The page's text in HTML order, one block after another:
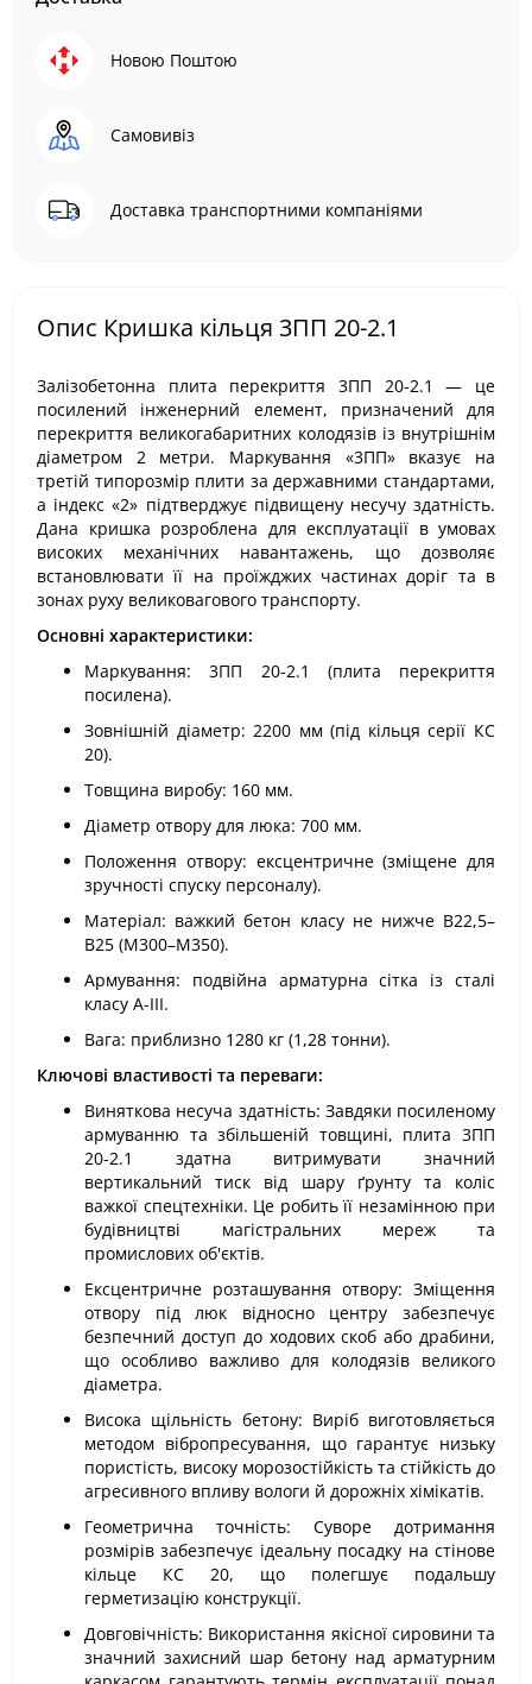
Новою Поштою
Самовивіз
Доставка транспортними компаніями
Опис Кришка кільця 3ПП 20-2.1
Залізобетонна плита перекриття 3ПП 20-2.1 — це
посилений інженерний елемент, призначений для
перекриття великогабаритних колодязів із внутрішнім
діаметром 2 метри. Маркування «3ПП» вказує на
третій типорозмір плити за державними стандартами,
а індекс «2» підтверджує підвищену несучу здатність.
Дана кришка розроблена для експлуатації в умовах
високих механічних навантажень, що дозволяє
встановлювати її на проїжджих частинах доріг та в
зонах руху великовагового транспорту.
Основні характеристики:
Маркування: 3ПП 20-2.1 (плита перекриття
посилена).
Зовнішній діаметр: 2200 мм (під кільця серії КС
20).
Товщина виробу: 160 мм.
Діаметр отвору для люка: 700 мм.
Положення отвору: ексцентричне (зміщене для
зручності спуску персоналу).
Матеріал: важкий бетон класу не нижче В22,5–
В25 (М300–М350).
Армування: подвійна арматурна сітка із сталі
класу А-III.
Вага: приблизно 1280 кг (1,28 тонни).
Ключові властивості та переваги:
Виняткова несуча здатність: Завдяки посиленому
армуванню та збільшеній товщині, плита 3ПП
20-2.1 здатна витримувати значний
вертикальний тиск від шару ґрунту та коліс
важкої спецтехніки. Це робить її незамінною при
будівництві магістральних мереж та
промислових об'єктів.
Ексцентричне розташування отвору: Зміщення
отвору під люк відносно центру забезпечує
безпечний доступ до ходових скоб або драбини,
що особливо важливо для колодязів великого
діаметра.
Висока щільність бетону: Виріб виготовляється
методом вібропресування, що гарантує низьку
пористість, високу морозостійкість та стійкість до
агресивного впливу вологи й дорожніх хімікатів.
Геометрична точність: Суворе дотримання
розмірів забезпечує ідеальну посадку на стінове
кільце КС 20, що полегшує подальшу
герметизацію конструкції.
Довговічність: Використання якісної сировини та
значний захисний шар бетону над арматурним